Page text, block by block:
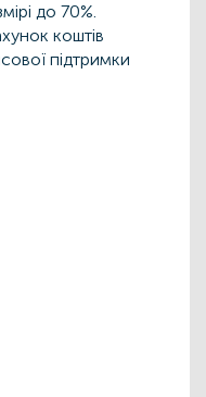
до 70%.
коштів
підтримки